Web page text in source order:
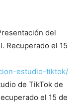
del
Recuperado el 15
estudio-tiktok/
de TikTok de
el 15 de